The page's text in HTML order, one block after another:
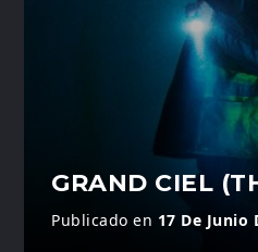
GRAND CIEL
Publicado en 17 De Junio